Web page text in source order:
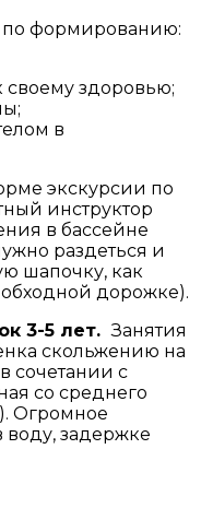
по формированию:
своему здоровью;
в
экскурсии по
инструктор
в бассейне
раздеться и
шапочку, как
дорожке).
3-5 лет.Занятия
скольжению на
сочетании с
со среднего
Огромное
воду, задержке